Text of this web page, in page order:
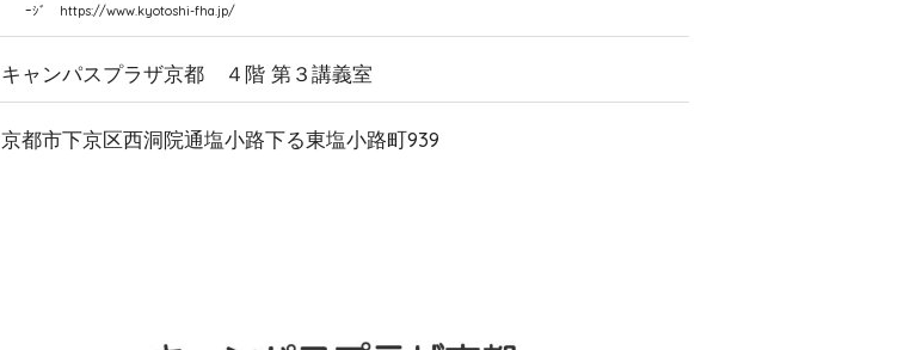
ｰｼﾞ https://www.kyotoshi-fha.jp/
キャンパスプラザ京都 ４階 第３講義室
京都市下京区西洞院通塩小路下る東塩小路町939